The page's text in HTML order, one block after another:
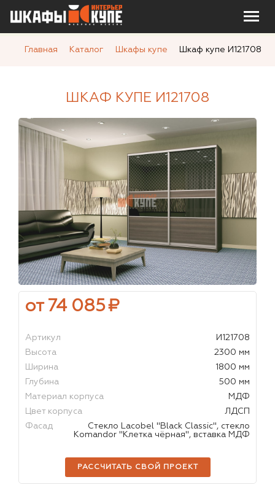
Главная Каталог Шкафы купе Шкаф купе И121708
ШКАФ КУПЕ И121708
от 74 085₽
Артикул
И121708
Высота
2300 мм
Ширина
1800 мм
Глубина
500 мм
Материал корпуса
МДФ
Цвет корпуса
ЛДСП
Фасад
Стекло Lacobel "Black Classic", стекло
Komandor "Клетка чёрная", вставка МДФ
РАССЧИТАТЬ СВОЙ ПРОЕКТ